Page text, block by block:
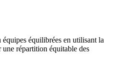
équilibrées en utilisant la
répartition équitable des